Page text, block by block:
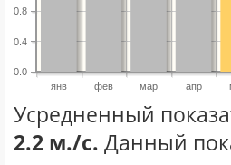
янв фев мар апр
0.0
0.4
0.8
Усредненный
2.2 м./с. Данный